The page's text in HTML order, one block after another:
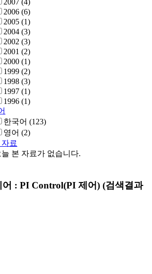
2007 (4)
2006 (6)
2005 (1)
2004 (3)
2002 (3)
2001 (2)
2000 (1)
1999 (2)
1998 (3)
1997 (1)
1996 (1)
한국어 (123)
영어 (2)
료
늘 본 자료가 없습니다.
어 : PI Control(PI 제어) (검색결과